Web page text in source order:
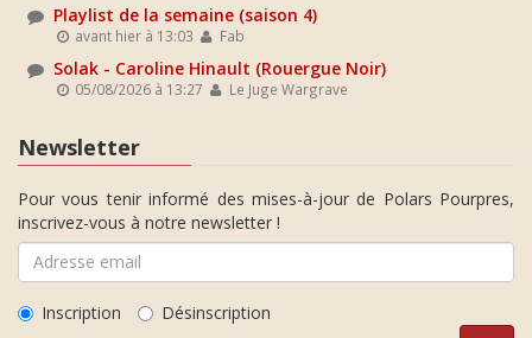
Playlist de la semaine (saison 4)
avant hier à 13:03 Fab
Solak - Caroline Hinault (Rouergue Noir)
05/08/2026 à 13:27 Le Juge Wargrave
Newsletter
Pour vous tenir informé des mises-à-jour de Polars Pourpres,
inscrivez-vous à notre newsletter !
Inscription Désinscription